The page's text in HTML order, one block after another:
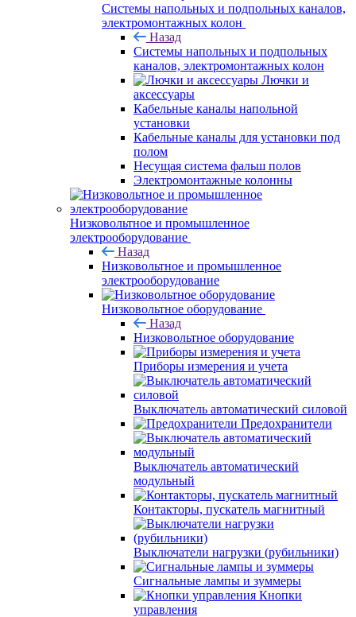
Системы напольных и подпольных каналов,
электромонтажных колон
Назад
Системы напольных и подпольных
каналов, электромонтажных колон
Лючки и
аксессуары
Кабельные каналы напольной
установки
Кабельные каналы для установки под
полом
Несущая система фальш полов
Электромонтажные колонны
Низковольтное и промышленное
электрооборудование
Назад
Низковольтное и промышленное
электрооборудование
Низковольтное оборудование
Назад
Низковольтное оборудование
Приборы измерения и учета
Выключатель автоматический силовой
Предохранители
Выключатель автоматический
модульный
Контакторы, пускатель магнитный
Выключатели нагрузки (рубильники)
Сигнальные лампы и зуммеры
Кнопки
управления